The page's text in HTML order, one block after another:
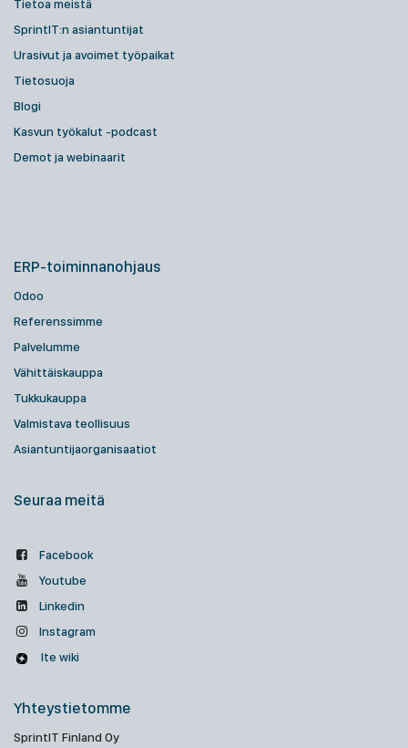
Tietoa meistä
SprintIT:n asiantuntijat
Urasivut ja avoimet työpaikat
Tietosuoja
Blogi
Kasvun työkalut -podcast
Demot ja webinaarit
ERP-toiminnanohjaus
Odoo
Referenssimme
Palvelumme
Vähittäiskauppa
Tukkukauppa
Valmistava teollisuus
Asiantuntijaorganisaatiot
Seuraa meitä
Facebook
Youtube
Linkedin
Instagram
Ite wiki
Yhteystietomme
SprintIT Finland Oy